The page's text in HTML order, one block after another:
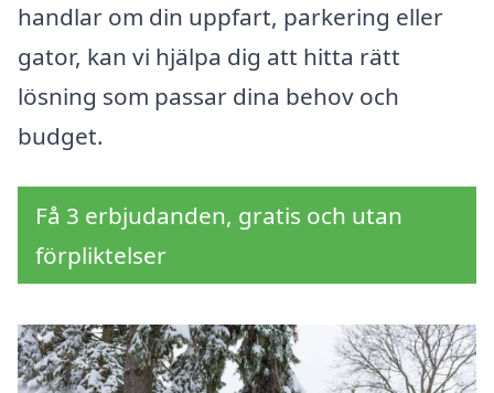
handlar om din uppfart, parkering eller
gator, kan vi hjälpa dig att hitta rätt
lösning som passar dina behov och
budget.
Få 3 erbjudanden, gratis och utan
förpliktelser